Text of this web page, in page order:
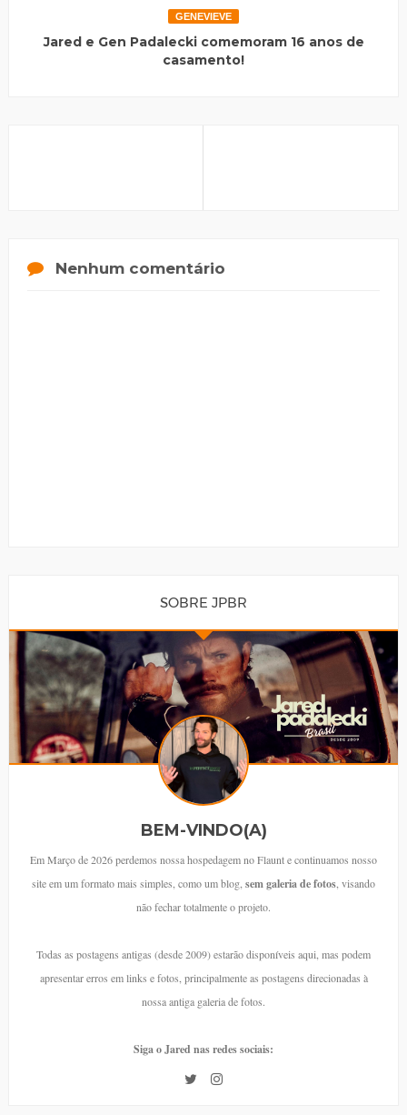
GENEVIEVE
Jared e Gen Padalecki comemoram 16 anos de
casamento!
Nenhum comentário
SOBRE JPBR
BEM-VINDO(A)
Em Março de 2026 perdemos nossa hospedagem no Flaunt e continuamos nosso
site em um formato mais simples, como um blog, sem galeria de fotos , visando
não fechar totalmente o projeto.
Todas as postagens antigas (desde 2009) estarão disponíveis aqui, mas podem
apresentar erros em links e fotos, principalmente as postagens direcionadas à
nossa antiga galeria de fotos.
Siga o Jared nas redes sociais: